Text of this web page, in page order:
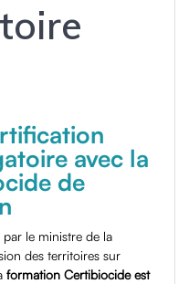
avec la
de
le ministre de la
des territoires sur
formation Certibiocide est